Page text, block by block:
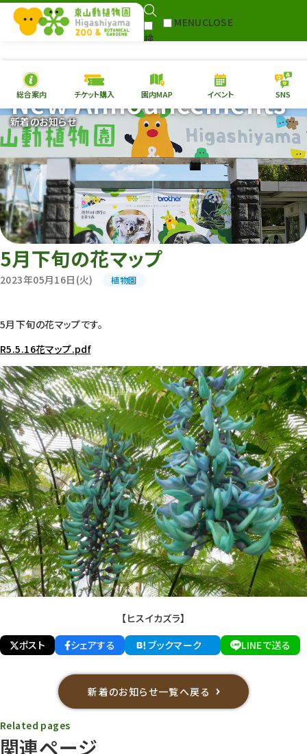
検
MENUCLOSE
本日の開園情報 チケ
園内MAP イベント
総合案内
動物園 植物園
再生プラン
東山動植物園
への支援
総合案内 チケット購入 園内MAP イベント SNS
新着のお知らせ
New Announcements
5月下旬の花マップ
2023年05月16日(火) 植物園
5月下旬の花マップです。
R5.5.16花マップ.pdf
【ヒスイカズラ】
ポスト
シェアする ブックマーク LINEで送る
新着のお知らせ一覧へ戻る
関連ページ
Related pages